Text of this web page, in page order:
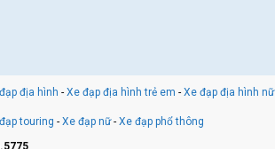
địa hình - Xe đạp địa hình trẻ em - Xe đạp địa hình nữ
touring - Xe đạp nữ- Xe đạp phổ thông